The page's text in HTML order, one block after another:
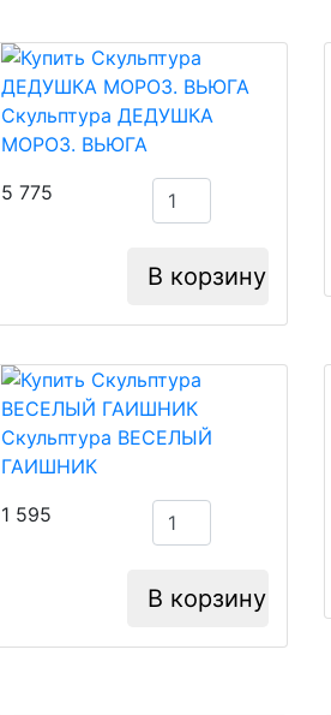
Скульптура ДЕДУШКА
МОРОЗ. ВЬЮГА
5 775
В корзину
Скульптура ВЕСЕЛЫЙ
ГАИШНИК
1 595
В корзину